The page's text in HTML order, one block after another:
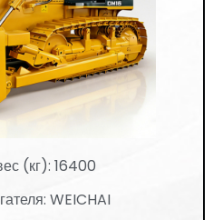
(кг): 16400
WEICHAI